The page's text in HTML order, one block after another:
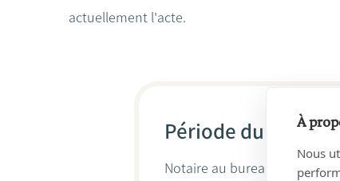
actuellement l'acte.
Période du 25/10/
Notaire au bureau Benoît
À
Nous